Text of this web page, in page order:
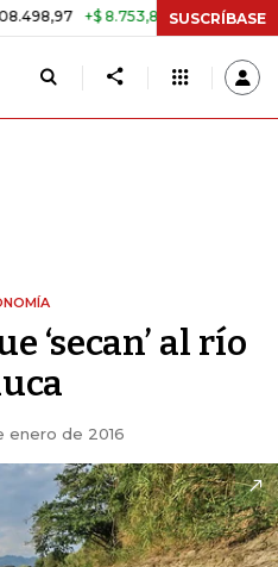
+$ 8.753,81 +2,19% TASA DE
SUSCRÍBASE
‘secan’ al río
enero de 2016